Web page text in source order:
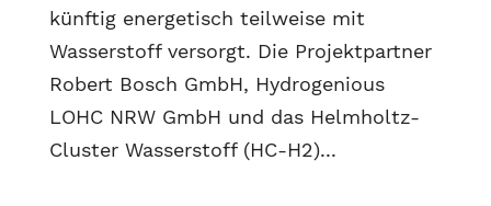
künftig energetisch teilweise mit
Wasserstoff versorgt. Die Projektpartner
Robert Bosch GmbH, Hydrogenious
LOHC NRW GmbH und das Helmholtz-
Cluster Wasserstoff (HC-H2)...